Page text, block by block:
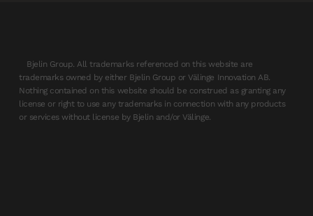
Bjelin Group. All trademarks referenced on this website are
trademarks owned by either Bjelin Group or Välinge Innovation AB.
Nothing contained on this website should be construed as granting any
license or right to use any trademarks in connection with any products
or services without license by Bjelin and/or Välinge.